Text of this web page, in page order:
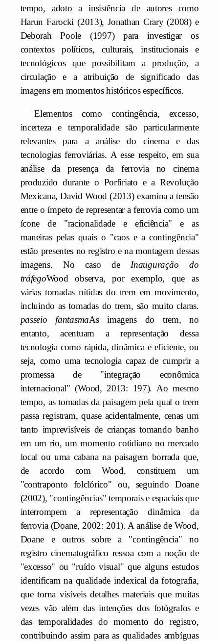
tempo, adoto a insistência de autores como
Harun Farocki (2013), Jonathan Crary (2008) e
Deborah Poole (1997) para investigar os
contextos políticos, culturais, institucionais e
tecnológicos que possibilitam a produção, a
circulação e a atribuição de significado das
imagens em momentos históricos específicos.
Elementos como contingência, excesso,
incerteza e temporalidade são particularmente
relevantes para a análise do cinema e das
tecnologias ferroviárias. A esse respeito, em sua
análise da presença da ferrovia no cinema
produzido durante o Porfiriato e a Revolução
Mexicana, David Wood (2013) examina a tensão
entre o ímpeto de representar a ferrovia como um
ícone de "racionalidade e eficiência" e as
maneiras pelas quais o "caos e a contingência"
estão presentes no registro e na montagem dessas
imagens. No caso de Inauguração do
tráfegoWood observa, por exemplo, que as
várias tomadas nítidas do trem em movimento,
incluindo as tomadas do trem, são muito claras.
passeio fantasmaAs imagens do trem, no
entanto, acentuam a representação dessa
tecnologia como rápida, dinâmica e eficiente, ou
seja, como uma tecnologia capaz de cumprir a
promessa de "integração econômica
internacional" (Wood, 2013: 197). Ao mesmo
tempo, as tomadas da paisagem pela qual o trem
passa registram, quase acidentalmente, cenas um
tanto imprevisíveis de crianças tomando banho
em um rio, um momento cotidiano no mercado
local ou uma cabana na paisagem borrada que,
de acordo com Wood, constituem um
"contraponto folclórico" ou, seguindo Doane
(2002), "contingências" temporais e espaciais que
interrompem a representação dinâmica da
ferrovia (Doane, 2002: 201). A análise de Wood,
Doane e outros sobre a "contingência" no
registro cinematográfico ressoa com a noção de
"excesso" ou "ruído visual" que alguns estudos
identificam na qualidade indexical da fotografia,
que torna visíveis detalhes materiais que muitas
vezes vão além das intenções dos fotógrafos e
das temporalidades do momento do registro,
contribuindo assim para as qualidades ambíguas